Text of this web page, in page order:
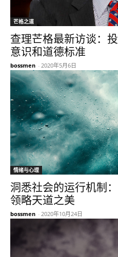
芒格之道
查理芒格最新访谈：
意识和道德标准
bossmen - 2020年5月6日
情绪与心理
洞悉社会的运行机制
领略天道之美
bossmen - 2020年10月24日